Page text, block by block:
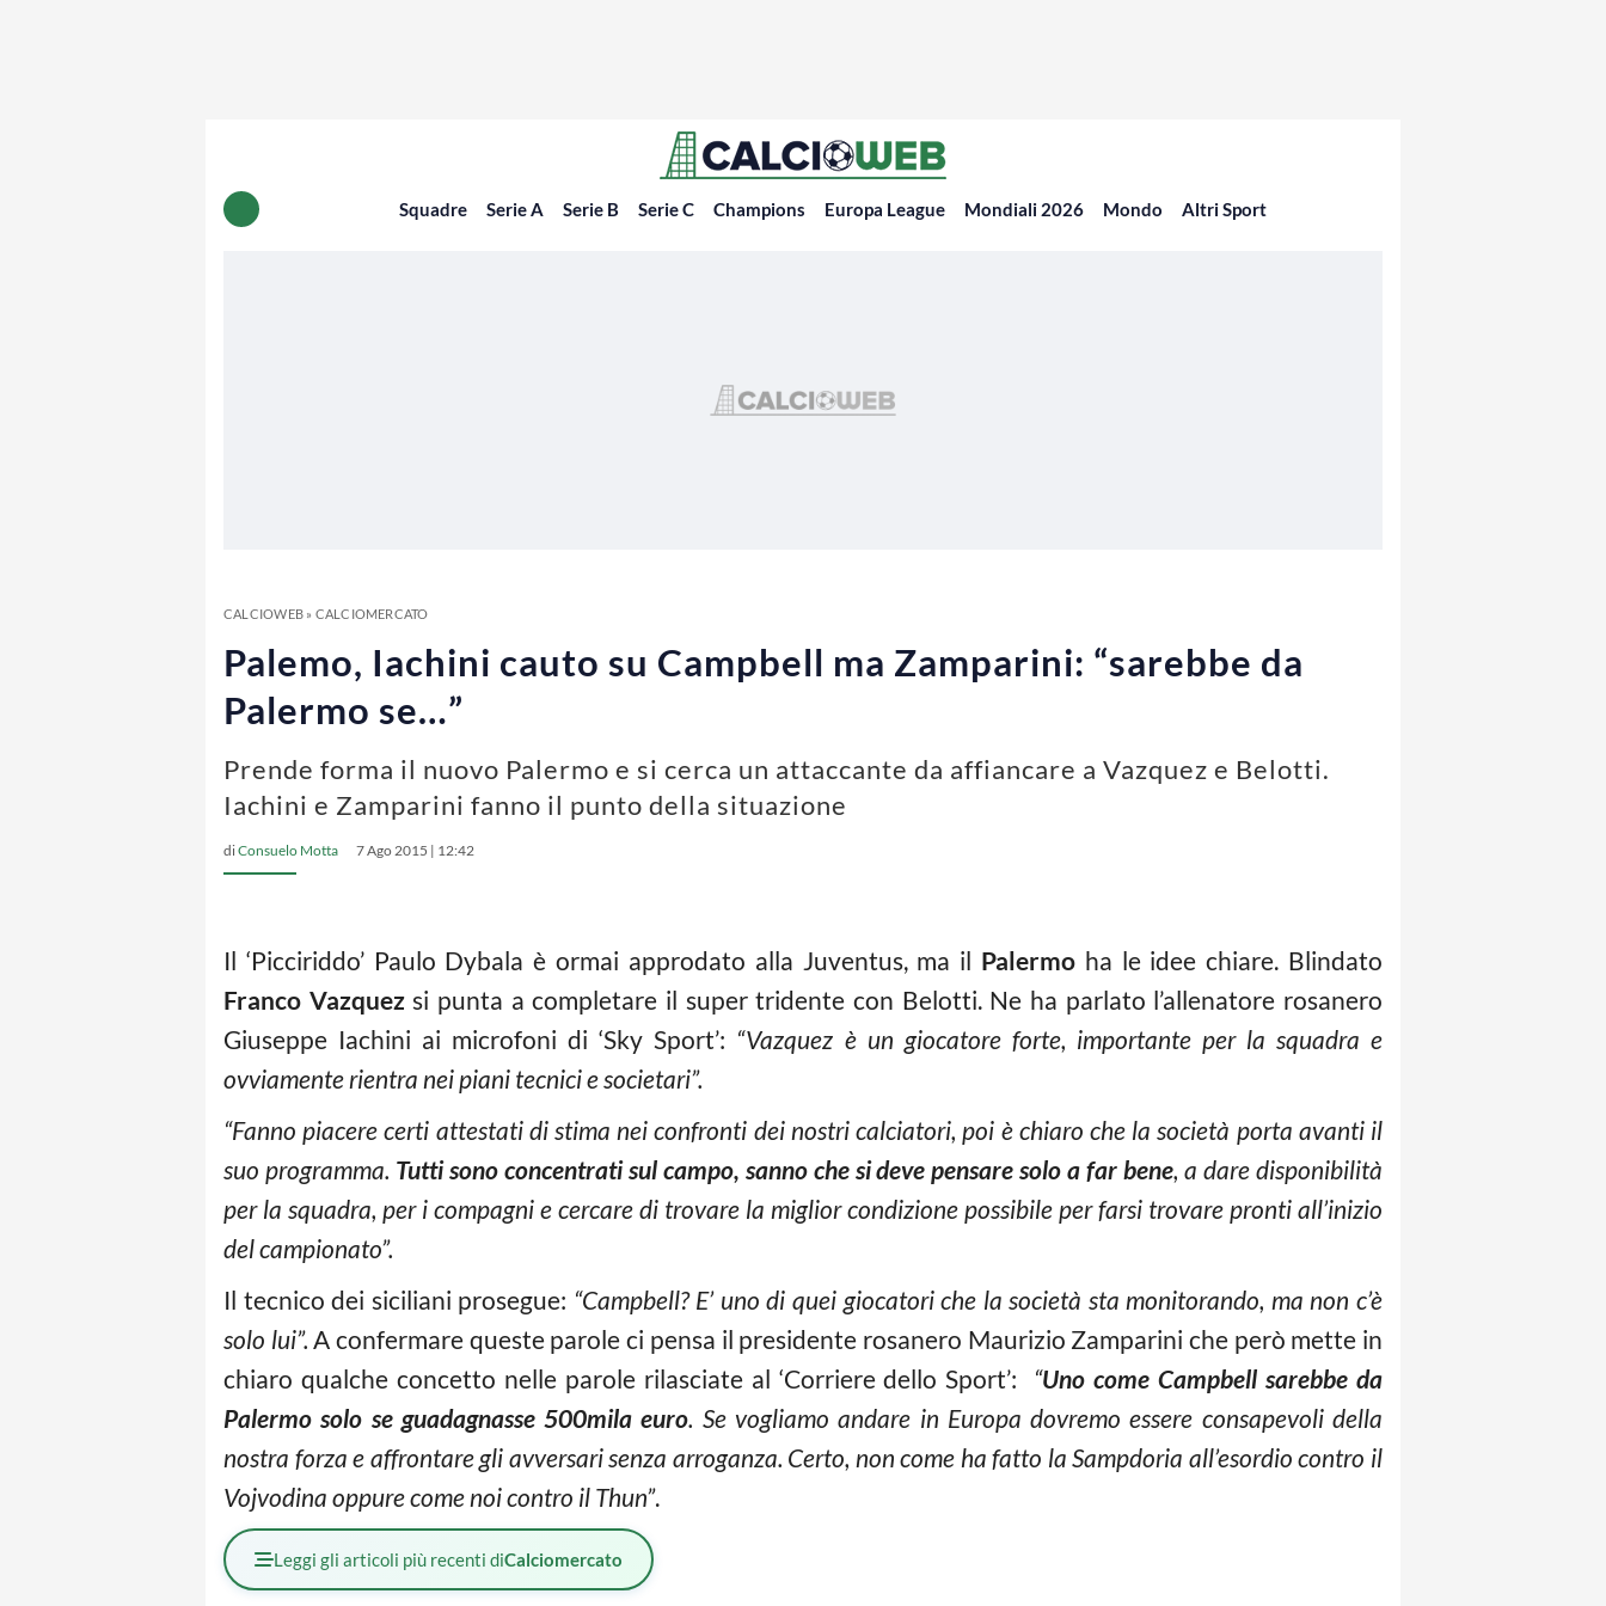
Squadre Serie A Serie B Serie C Champions Europa League Mondiali 2026 Mondo Altri Sport
CALCIOWEB» CALCIOMERCATO
Palemo, Iachini cauto su Campbell ma Zamparini: “sarebbe da
Palermo se…”
Prende forma il nuovo Palermo e si cerca un attaccante da affiancare a Vazquez e Belotti.
Iachini e Zamparini fanno il punto della situazione
diConsuelo Motta 7 Ago 2015 | 12:42
Il ‘Picciriddo’ Paulo Dybala è ormai approdato alla Juventus, ma il Palermoha le idee chiare. Blindato
Franco Vazquezsi punta a completare il super tridente con Belotti. Ne ha parlato l’allenatore rosanero
Giuseppe Iachini ai microfoni di ‘Sky Sport’: “Vazquez è un giocatore forte, importante per la squadra e
ovviamente rientra nei piani tecnici e societari”.
“Fanno piacere certi attestati di stima nei confronti dei nostri calciatori, poi è chiaro che la società porta avanti il
suo programma. Tutti sono concentrati sul campo, sanno che si deve pensare solo a far bene, a dare disponibilità
per la squadra, per i compagni e cercare di trovare la miglior condizione possibile per farsi trovare pronti all’inizio
del campionato”.
Il tecnico dei siciliani prosegue: “Campbell? E’ uno di quei giocatori che la società sta monitorando, ma non c’è
solo lui”.A confermare queste parole ci pensa il presidente rosanero Maurizio Zamparini che però mette in
chiaro qualche concetto nelle parole rilasciate al ‘Corriere dello Sport’: “Uno come Campbell sarebbe da
Palermo solo se guadagnasse 500mila euro. Se vogliamo andare in Europa dovremo essere consapevoli della
nostra forza e affrontare gli avversari senza arroganza. Certo, non come ha fatto la Sampdoria all’esordio contro il
Vojvodina oppure come noi contro il Thun”.
Leggi gli articoli più recenti diCalciomercato